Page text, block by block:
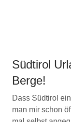
Südtirol
Berge!
Dass Südtirol
man mir schon